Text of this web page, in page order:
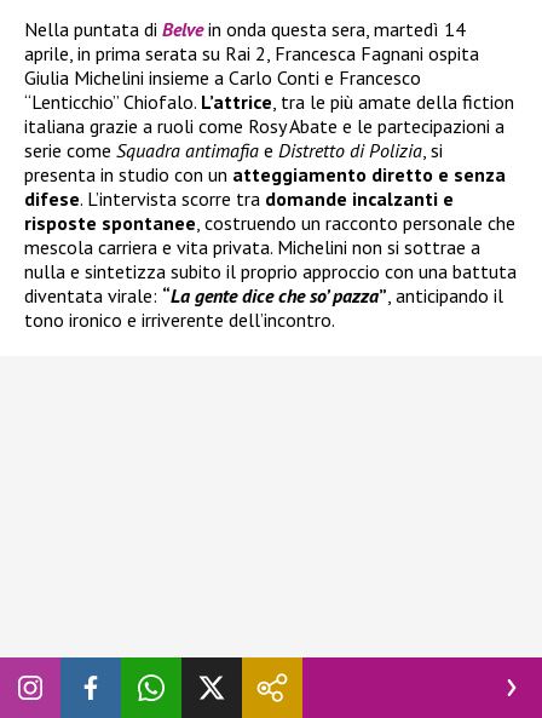
Nella puntata di Belve in onda questa sera, martedì 14
aprile, in prima serata su Rai 2, Francesca Fagnani ospita
Giulia Michelini insieme a Carlo Conti e Francesco
“Lenticchio” Chiofalo. L’attrice, tra le più amate della fiction
italiana grazie a ruoli come Rosy Abate e le partecipazioni a
serie come Squadra antimafia e Distretto di Polizia, si
presenta in studio con un atteggiamento diretto e senza
difese. L’intervista scorre tra domande incalzanti e
risposte spontanee, costruendo un racconto personale che
mescola carriera e vita privata. Michelini non si sottrae a
nulla e sintetizza subito il proprio approccio con una battuta
diventata virale: “La gente dice che so’ pazza”, anticipando il
tono ironico e irriverente dell’incontro.